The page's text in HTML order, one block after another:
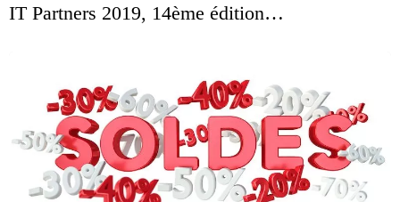
IT Partners 2019, 14ème édition…